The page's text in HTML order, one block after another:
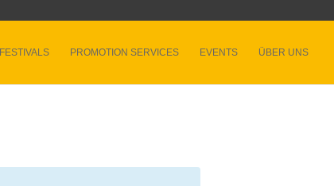
FESTIVALS PROMOTION SERVICES EVENTS ÜBER UNS